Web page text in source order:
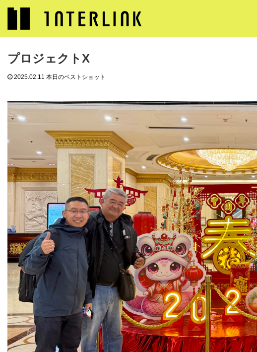
本日のベストショット プロジェクトX
プロジェクトX
2025.02.11 本日のベストショット